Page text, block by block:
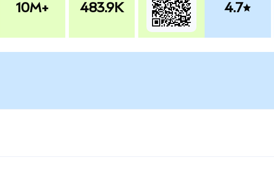
10M+ 483.9K 4.7